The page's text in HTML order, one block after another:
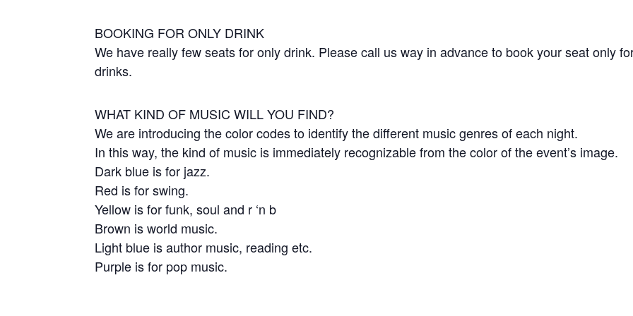
BOOKING FOR ONLY DRINK
We have really few seats for only drink. Please call us way in advance to book your seat only
drinks.
WHAT KIND OF MUSIC WILL YOU FIND?
We are introducing the color codes to identify the different music genres of each night.
In this way, the kind of music is immediately recognizable from the color of the event’s image.
Dark blue is for jazz.
Red is for swing.
Yellow is for funk, soul and r ‘n b
Brown is world music.
Light blue is author music, reading etc.
Purple is for pop music.